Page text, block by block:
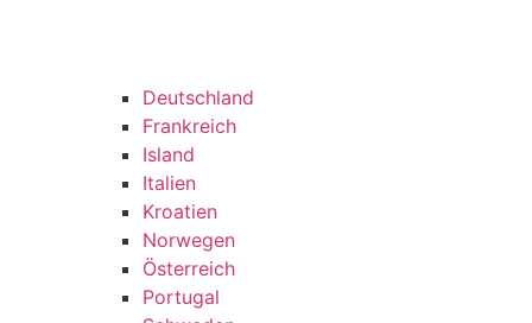
Deutschland
Frankreich
Island
Italien
Kroatien
Norwegen
Österreich
Portugal